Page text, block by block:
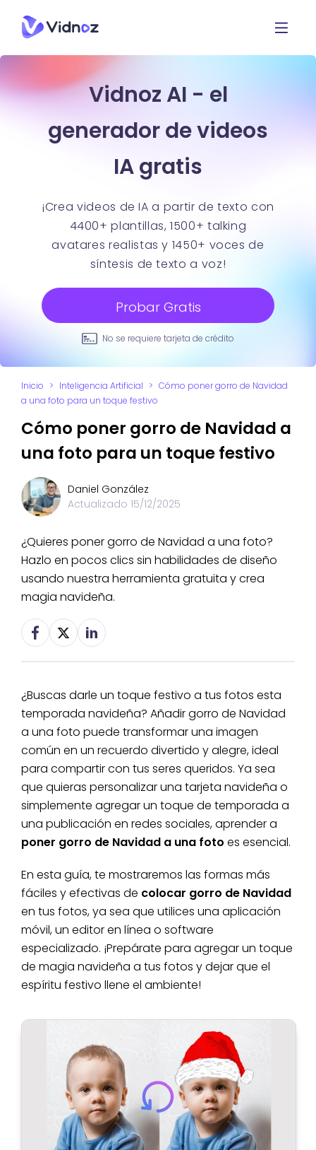
Vidnoz AI - el
generador de videos
IA gratis
¡Crea videos de IA a partir de texto con
4400+ plantillas, 1500+ talking
avatares realistas y 1450+ voces de
síntesis de texto a voz!
Probar Gratis
No se requiere tarjeta de crédito
Inicio > Inteligencia Artificial > Cómo poner gorro de Navidad
a una foto para un toque festivo
Cómo poner gorro de Navidad a
una foto para un toque festivo
Daniel González
Actualizado 15/12/2025
¿Quieres poner gorro de Navidad a una foto?
Hazlo en pocos clics sin habilidades de diseño
usando nuestra herramienta gratuita y crea
magia navideña.
¿Buscas darle un toque festivo a tus fotos esta
temporada navideña? Añadir gorro de Navidad
a una foto puede transformar una imagen
común en un recuerdo divertido y alegre, ideal
para compartir con tus seres queridos. Ya sea
que quieras personalizar una tarjeta navideña o
simplemente agregar un toque de temporada a
una publicación en redes sociales, aprender a
poner gorro de Navidad a una foto es esencial.
En esta guía, te mostraremos las formas más
fáciles y efectivas de colocar gorro de Navidad
en tus fotos, ya sea que utilices una aplicación
móvil, un editor en línea o software
especializado. ¡Prepárate para agregar un toque
de magia navideña a tus fotos y dejar que el
espíritu festivo llene el ambiente!